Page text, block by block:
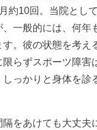
約10回。当院とし
一般的には、何年
。彼の状態を考え
らずスポーツ障害
しっかりと身体を診
をあけても大丈夫